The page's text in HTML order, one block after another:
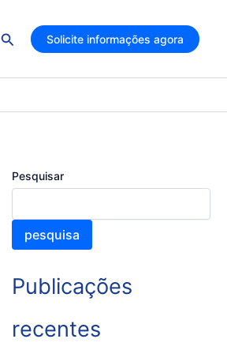
PesquisarSolicite informações agora
Pesquisar
pesquisa
Publicações
recentes